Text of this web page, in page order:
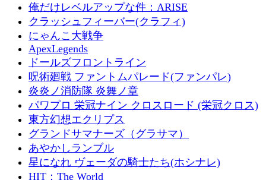
俺だけレベルアップな件：ARISE
クラッシュフィーバー(クラフィ)
にゃんこ大戦争
ApexLegends
ドールズフロントライン
呪術廻戦 ファントムパレード(ファンパレ)
炎炎ノ消防隊 炎舞ノ章
パワプロ 栄冠ナイン クロスロード (栄冠クロス)
東方幻想エクリプス
グランドサマナーズ（グラサマ）
あやかしランブル
星になれ ヴェーダの騎士たち(ホシナレ)
HIT：The World